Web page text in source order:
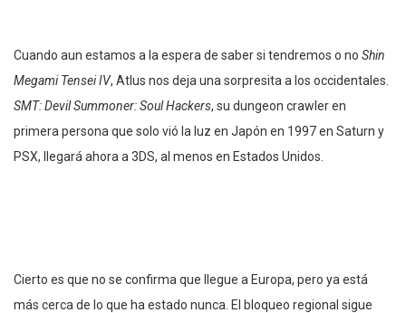
Cuando aun estamos a la espera de saber si tendremos o no Shin
Megami Tensei IV, Atlus nos deja una sorpresita a los occidentales.
SMT: Devil Summoner: Soul Hackers, su dungeon crawler en
primera persona que solo vió la luz en Japón en 1997 en Saturn y
PSX, llegará ahora a 3DS, al menos en Estados Unidos.
Cierto es que no se confirma que llegue a Europa, pero ya está
más cerca de lo que ha estado nunca. El bloqueo regional sigue